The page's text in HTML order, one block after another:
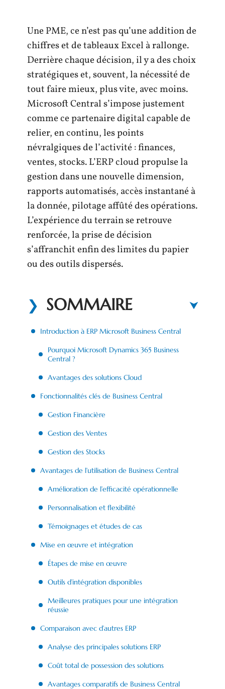
Une PME, ce n’est pas qu’une addition de
chiffres et de tableaux Excel à rallonge.
Derrière chaque décision, il y a des choix
stratégiques et, souvent, la nécessité de
tout faire mieux, plus vite, avec moins.
Microsoft Central s’impose justement
comme ce partenaire digital capable de
relier, en continu, les points
névralgiques de l’activité : finances,
ventes, stocks. L’ERP cloud propulse la
gestion dans une nouvelle dimension,
rapports automatisés, accès instantané à
la donnée, pilotage affûté des opérations.
L’expérience du terrain se retrouve
renforcée, la prise de décision
s’affranchit enfin des limites du papier
ou des outils dispersés.
SOMMAIRE
Introduction à ERP Microsoft Business Central
Pourquoi Microsoft Dynamics 365 Business
Central ?
Avantages des solutions Cloud
Fonctionnalités clés de Business Central
Gestion Financière
Gestion des Ventes
Gestion des Stocks
Avantages de l’utilisation de Business Central
Amélioration de l’efficacité opérationnelle
Personnalisation et flexibilité
Témoignages et études de cas
Mise en œuvre et intégration
Étapes de mise en œuvre
Outils d’intégration disponibles
Meilleures pratiques pour une intégration
réussie
Comparaison avec d’autres ERP
Analyse des principales solutions ERP
Coût total de possession des solutions
Avantages comparatifs de Business Central